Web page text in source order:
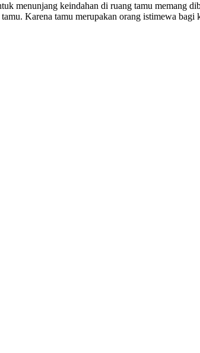
menunjang keindahan di ruang tamu memang
Karena tamu merupakan orang istimewa